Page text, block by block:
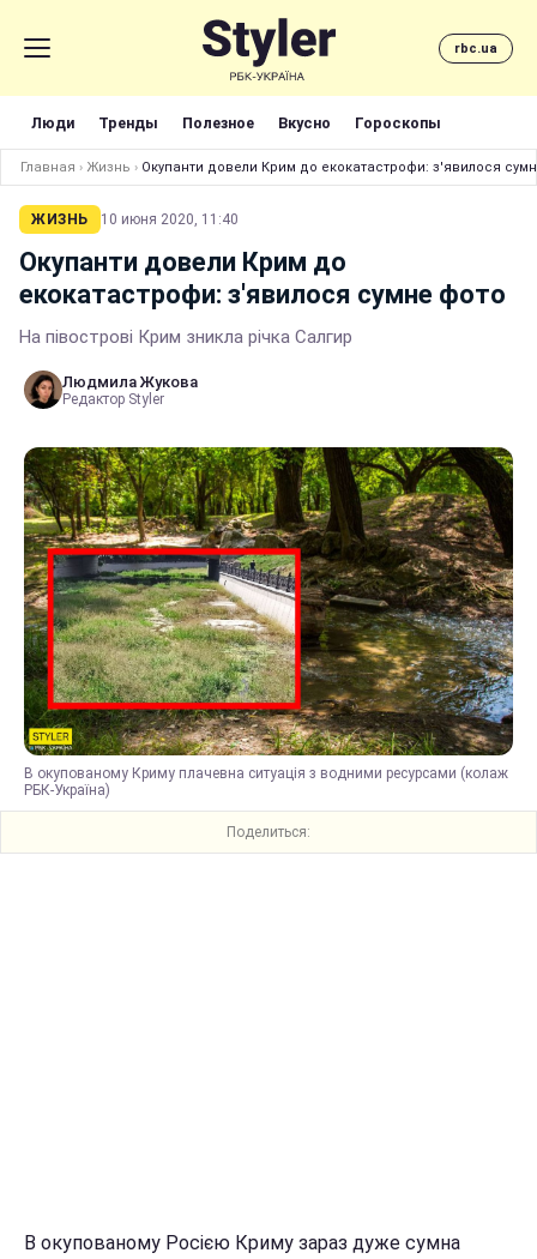
rbc.ua
Люди Тренды Полезное Вкусно Гороскопы
Главная › Жизнь › Окупанти довели Крим до екокатастрофи: з'явилося
ЖИЗНЬ 10 июня 2020, 11:40
Окупанти довели Крим до
екокатастрофи: з'явилося сумне фото
На півострові Крим зникла річка Салгир
Людмила Жукова
Редактор Styler
В окупованому Криму плачевна ситуація з водними ресурсами (колаж
РБК-Україна)
Поделиться:
В окупованому Росією Криму зараз дуже сумна